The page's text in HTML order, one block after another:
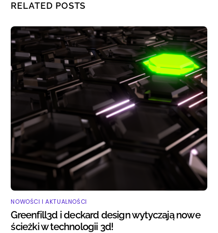
RELATED POSTS
NOWOŚCI I AKTUALNOŚCI
Greenfill3d i deckard design wytyczają nowe
ścieżki w technologii 3d!